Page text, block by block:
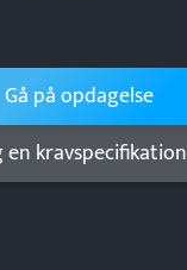
Gå på opdagelse
en kravspecifikation